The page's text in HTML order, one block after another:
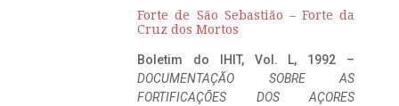
Forte de São Sebastião – Forte da
Cruz dos Mortos
Boletim do IHIT, Vol. L, 1992 –
DOCUMENTAÇÃO SOBRE AS
FORTIFICAÇÕES DOS AÇORES